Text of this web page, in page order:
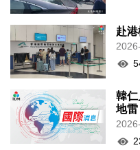
赴
韓
地雷